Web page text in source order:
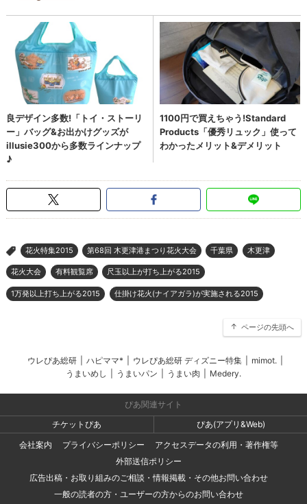
> 花火特集2015 第68回 木更津港まつり花火大会 千葉県 木更津
花火大会 有料観覧席 尺玉以上が打ち上がる2015
1万発以上打ち上がる2015 仕掛け花火(ナイアガラ)が実施される2015
ページの先頭へ
ウレぴあ総研 ハピママ* ウレぴあ総研 ディズニー特集 mimot.
うまいめし
うまいパン うまい肉 Medery.
ぴあ関連サイト
チケットぴあ
ぴあ(アプリ&Web)
会社案内
プライバシーポリシー
アクセスデータの利用・著作権等
外部送信ポリシー
広告出稿・お取り組みのご相談・情報掲載・その他お問い合わせ
一般の読者の方・ユーザーの方からのお問い合わせ